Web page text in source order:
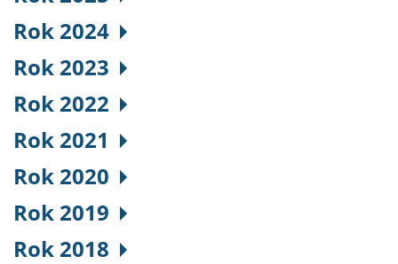
Rok 2024
Rok 2023
Rok 2022
Rok 2021
Rok 2020
Rok 2019
Rok 2018